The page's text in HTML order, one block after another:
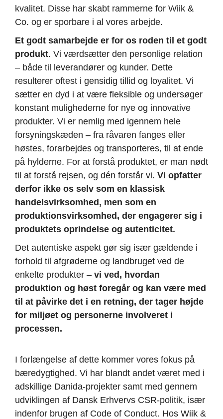
kvalitet. Disse har skabt rammerne for Wiik &
Co. og er sporbare i al vores arbejde.
Et godt samarbejde er for os roden til et godt
produkt. Vi værdsætter den personlige relation
– både til leverandører og kunder. Dette
resulterer oftest i gensidig tillid og loyalitet. Vi
sætter en dyd i at være fleksible og undersøger
konstant mulighederne for nye og innovative
produkter. Vi er nemlig med igennem hele
forsyningskæden – fra råvaren fanges eller
høstes, forarbejdes og transporteres, til at ende
på hylderne. For at forstå produktet, er man nødt
til at forstå rejsen, og dén forstår vi. Vi opfatter
derfor ikke os selv som en klassisk
handelsvirksomhed, men som en
produktionsvirksomhed, der engagerer sig i
produktets oprindelse og autenticitet.
Det autentiske aspekt gør sig især gældende i
forhold til afgrøderne og landbruget ved de
enkelte produkter – vi ved, hvordan
produktion og høst foregår og kan være med
til at påvirke det i en retning, der tager højde
for miljøet og personerne involveret i
processen.
I forlængelse af dette kommer vores fokus på
bæredygtighed. Vi har blandt andet været med i
adskillige Danida-projekter samt med gennem
udviklingen af Dansk Erhvervs CSR-politik, især
indenfor brugen af Code of Conduct. Hos Wiik &